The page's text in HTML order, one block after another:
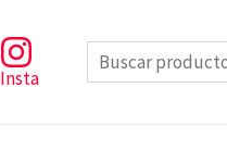
Insta
Buscar